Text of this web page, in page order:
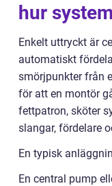
hur
Enkelt uttryckt är
automatiskt
smörjpunkter från
för att en montör
fettpatron, sköter
slangar, fördelare
En typisk
En central pump